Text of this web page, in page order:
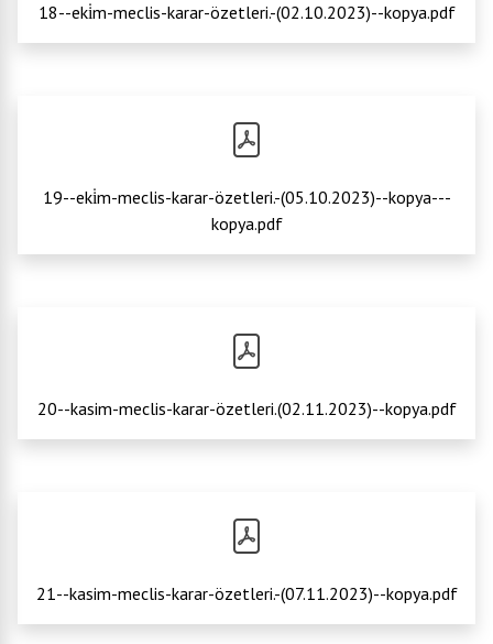
18--eki̇m-meclis-karar-özetleri.-(02.10.2023)--kopya.pdf
19--eki̇m-meclis-karar-özetleri.-(05.10.2023)--kopya---
kopya.pdf
20--kasim-meclis-karar-özetleri.(02.11.2023)--kopya.pdf
21--kasim-meclis-karar-özetleri.-(07.11.2023)--kopya.pdf